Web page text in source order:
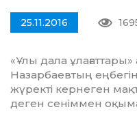
25.11.2016
«Ұлы дала
Назарбаевтың
жүректі кернеген
деген сеніммен